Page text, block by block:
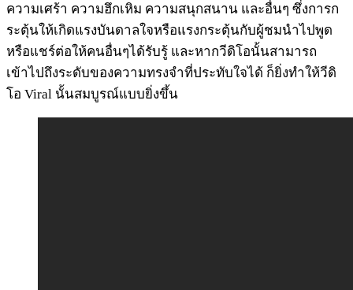
ความเศร้า ความฮึกเหิม ความสนุกสนาน และอื่นๆ ซึ่งการก
ระตุ้นให้เกิดแรงบันดาลใจหรือแรงกระตุ้นกับผู้ชมนำไปพูด
หรือแชร์ต่อให้คนอื่นๆได้รับรู้ และหากวีดิโอนั้นสามารถ
เข้าไปถึงระดับของความทรงจำที่ประทับใจได้ ก็ยิ่งทำให้วีดิ
โอ Viral นั้นสมบูรณ์แบบยิ่งขึ้น